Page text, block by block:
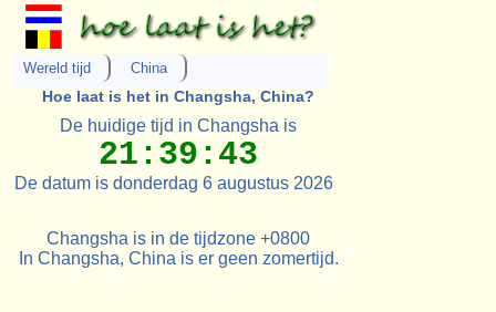
Wereld tijd China
Hoe laat is het in Changsha, China?
De huidige tijd in Changsha is
21:39:43
De datum is donderdag 6 augustus 2026
Changsha is in de tijdzone +0800
In Changsha, China is er geen zomertijd.